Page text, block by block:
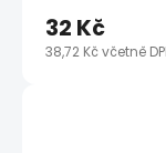
38,72 Kč včetně
32 Kč